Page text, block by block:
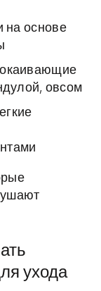
на основе
овсом
ухода